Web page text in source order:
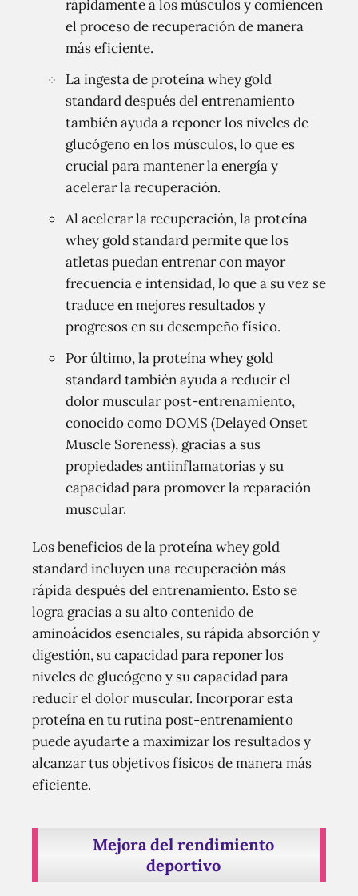
rápidamente a los músculos y comiencen
el proceso de recuperación de manera
más eficiente.
La ingesta de proteína whey gold
standard después del entrenamiento
también ayuda a reponer los niveles de
glucógeno en los músculos, lo que es
crucial para mantener la energía y
acelerar la recuperación.
Al acelerar la recuperación, la proteína
whey gold standard permite que los
atletas puedan entrenar con mayor
frecuencia e intensidad, lo que a su vez se
traduce en mejores resultados y
progresos en su desempeño físico.
Por último, la proteína whey gold
standard también ayuda a reducir el
dolor muscular post-entrenamiento,
conocido como DOMS (Delayed Onset
Muscle Soreness), gracias a sus
propiedades antiinflamatorias y su
capacidad para promover la reparación
muscular.
Los beneficios de la proteína whey gold
standard incluyen una recuperación más
rápida después del entrenamiento. Esto se
logra gracias a su alto contenido de
aminoácidos esenciales, su rápida absorción y
digestión, su capacidad para reponer los
niveles de glucógeno y su capacidad para
reducir el dolor muscular. Incorporar esta
proteína en tu rutina post-entrenamiento
puede ayudarte a maximizar los resultados y
alcanzar tus objetivos físicos de manera más
eficiente.
Mejora del rendimiento
deportivo